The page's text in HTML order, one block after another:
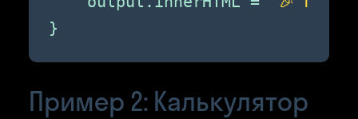
}
Пример 2: Калькулятор